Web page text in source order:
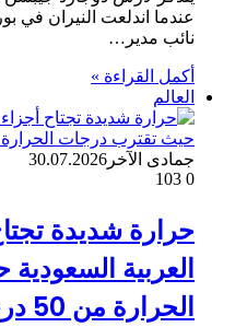
عندما اندلعت النيران في
نائب مدير…
أكمل القراءة »
العالم
جمادى الآخر 30.07.2026
0
حرارة شديدة
العربية
الحرارة من 50 درجة مئوية